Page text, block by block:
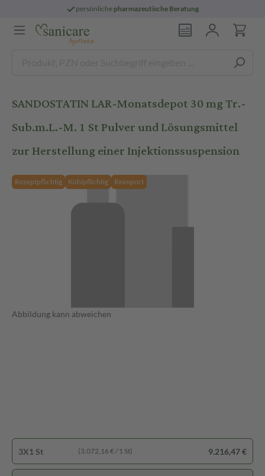
persönliche pharmazeutische Beratung
SANDOSTATIN LAR-Monatsdepot 30 mg Tr.-
Sub.m.L.-M. 1 St Pulver und Lösungsmittel
zur Herstellung einer Injektionssuspension
Rezeptpflichtig Kühlpflichtig Reimport
Abbildung kann abweichen
3X1 St (3.072,16 € / 1 St) 9.216,47 €